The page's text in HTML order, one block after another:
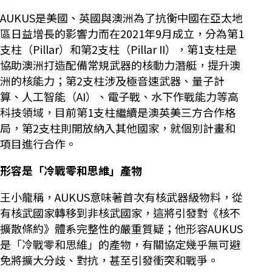
AUKUS是美國、英國與澳洲為了抗衡中國在亞太地
區日益增長的影響力而在2021年9月成立，分為第1
支柱（Pillar）和第2支柱（Pillar II），第1支柱是
協助澳洲打造配備常規武器的核動力潛艇，提升澳
洲的核能力；第2支柱涉及極音速武器、量子計
算、人工智能（AI）、電子戰、水下作戰能力等高
科技領域，目前第1支柱繼續是澳英美三方合作格
局，第2支柱則開放納入其他國家，就個別計畫和
項目進行合作。
形容是「冷戰零和思維」產物
王小龍稱，AUKUS意味著首次有核武器級物料，從
有核武國家轉移到非核武國家，這將引發對《核不
擴散條約》體系完整性的嚴重質疑；他形容AUKUS
是「冷戰零和思維」的產物，有關協定幾乎無可避
免將擴大分歧、對抗，甚至引發衝突和戰爭。